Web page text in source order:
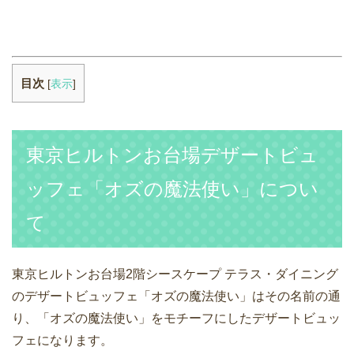
目次 [表示]
東京ヒルトンお台場デザートビュ
ッフェ「オズの魔法使い」につい
て
東京ヒルトンお台場2階シースケープ テラス・ダイニング
のデザートビュッフェ「オズの魔法使い」はその名前の通
り、「オズの魔法使い」をモチーフにしたデザートビュッ
フェになります。